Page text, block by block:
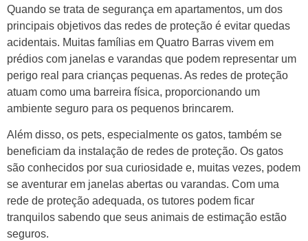
Quando se trata de segurança em apartamentos, um dos
principais objetivos das redes de proteção é evitar quedas
acidentais. Muitas famílias em Quatro Barras vivem em
prédios com janelas e varandas que podem representar um
perigo real para crianças pequenas. As redes de proteção
atuam como uma barreira física, proporcionando um
ambiente seguro para os pequenos brincarem.
Além disso, os pets, especialmente os gatos, também se
beneficiam da instalação de redes de proteção. Os gatos
são conhecidos por sua curiosidade e, muitas vezes, podem
se aventurar em janelas abertas ou varandas. Com uma
rede de proteção adequada, os tutores podem ficar
tranquilos sabendo que seus animais de estimação estão
seguros.